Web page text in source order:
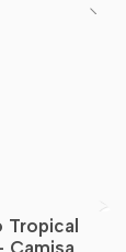
Tropical